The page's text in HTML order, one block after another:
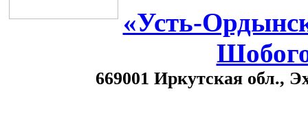
«Усть-
669001 Иркутская обл.,